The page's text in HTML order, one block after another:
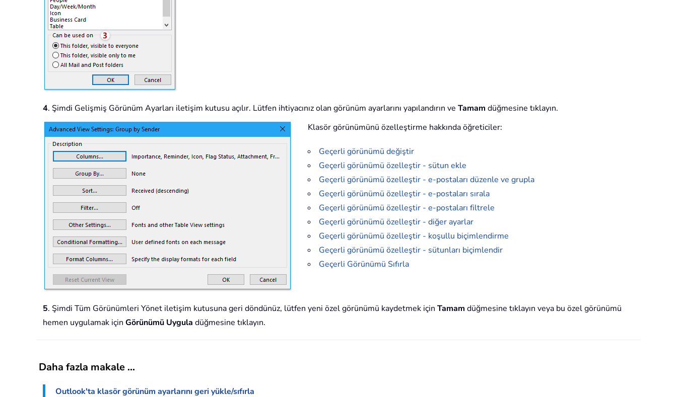
4. Şimdi Gelişmiş Görünüm Ayarları iletişim kutusu açılır. Lütfen ihtiyacınız olan görünüm ayarlarını yapılandırın ve Tamam düğmesine tıklayın.
Klasör görünümünü özelleştirme hakkında öğreticiler:
Geçerli görünümü değiştir
Geçerli görünümü özelleştir - sütun ekle
Geçerli görünümü özelleştir - e-postaları düzenle ve grupla
Geçerli görünümü özelleştir - e-postaları sırala
Geçerli görünümü özelleştir - e-postaları filtrele
Geçerli görünümü özelleştir - diğer ayarlar
Geçerli görünümü özelleştir - koşullu biçimlendirme
Geçerli görünümü özelleştir - sütunları biçimlendir
Geçerli Görünümü Sıfırla
5. Şimdi Tüm Görünümleri Yönet iletişim kutusuna geri döndünüz, lütfen yeni özel görünümü kaydetmek için Tamam düğmesine tıklayın veya bu özel görünümü
hemen uygulamak için Görünümü Uygula düğmesine tıklayın.
Daha fazla makale ...
Outlook'ta klasör görünüm ayarlarını geri yükle/sıfırla